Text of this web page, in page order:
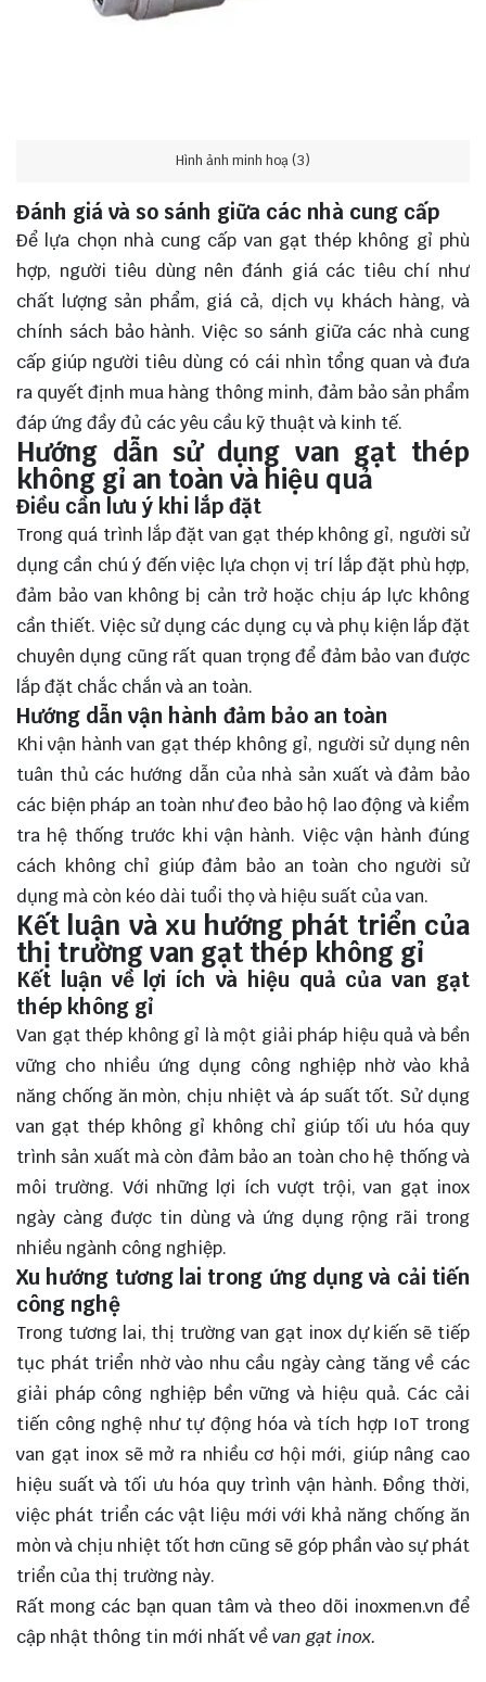
Hình ảnh minh hoạ (3)
Đánh giá và so sánh giữa các nhà cung cấp
Để lựa chọn nhà cung cấp van gạt thép không gỉ phù
hợp, người tiêu dùng nên đánh giá các tiêu chí như
chất lượng sản phẩm, giá cả, dịch vụ khách hàng, và
chính sách bảo hành. Việc so sánh giữa các nhà cung
cấp giúp người tiêu dùng có cái nhìn tổng quan và đưa
ra quyết định mua hàng thông minh, đảm bảo sản phẩm
đáp ứng đầy đủ các yêu cầu kỹ thuật và kinh tế.
Hướng dẫn sử dụng van gạt thép
không gỉ an toàn và hiệu quả
Điều cần lưu ý khi lắp đặt
Trong quá trình lắp đặt van gạt thép không gỉ, người sử
dụng cần chú ý đến việc lựa chọn vị trí lắp đặt phù hợp,
đảm bảo van không bị cản trở hoặc chịu áp lực không
cần thiết. Việc sử dụng các dụng cụ và phụ kiện lắp đặt
chuyên dụng cũng rất quan trọng để đảm bảo van được
lắp đặt chắc chắn và an toàn.
Hướng dẫn vận hành đảm bảo an toàn
Khi vận hành van gạt thép không gỉ, người sử dụng nên
tuân thủ các hướng dẫn của nhà sản xuất và đảm bảo
các biện pháp an toàn như đeo bảo hộ lao động và kiểm
tra hệ thống trước khi vận hành. Việc vận hành đúng
cách không chỉ giúp đảm bảo an toàn cho người sử
dụng mà còn kéo dài tuổi thọ và hiệu suất của van.
Kết luận và xu hướng phát triển của
thị trường van gạt thép không gỉ
Kết luận về lợi ích và hiệu quả của van gạt
thép không gỉ
Van gạt thép không gỉ là một giải pháp hiệu quả và bền
vững cho nhiều ứng dụng công nghiệp nhờ vào khả
năng chống ăn mòn, chịu nhiệt và áp suất tốt. Sử dụng
van gạt thép không gỉ không chỉ giúp tối ưu hóa quy
trình sản xuất mà còn đảm bảo an toàn cho hệ thống và
môi trường. Với những lợi ích vượt trội, van gạt inox
ngày càng được tin dùng và ứng dụng rộng rãi trong
nhiều ngành công nghiệp.
Xu hướng tương lai trong ứng dụng và cải tiến
công nghệ
Trong tương lai, thị trường van gạt inox dự kiến sẽ tiếp
tục phát triển nhờ vào nhu cầu ngày càng tăng về các
giải pháp công nghiệp bền vững và hiệu quả. Các cải
tiến công nghệ như tự động hóa và tích hợp IoT trong
van gạt inox sẽ mở ra nhiều cơ hội mới, giúp nâng cao
hiệu suất và tối ưu hóa quy trình vận hành. Đồng thời,
việc phát triển các vật liệu mới với khả năng chống ăn
mòn và chịu nhiệt tốt hơn cũng sẽ góp phần vào sự phát
triển của thị trường này.
Rất mong các bạn quan tâm và theo dõi inoxmen.vn để
cập nhật thông tin mới nhất vềvan gạt inox.